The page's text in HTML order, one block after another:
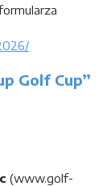
Golf Cup”
(www.golf-